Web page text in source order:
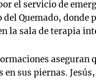
el servicio de
Quemado, donde
la sala de terapia
aseguran
en sus piernas.